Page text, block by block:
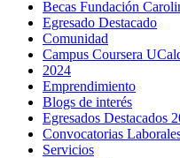
Becas Fundación
Egresado Destacado
Comunidad
Campus Coursera
2024
Emprendimiento
Blogs de interés
Egresados Destacados
Convocatorias
Servicios